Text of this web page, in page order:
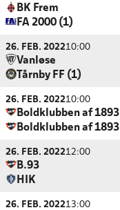
BK Frem
FA 2000 (1)
26. FEB. 202210:00
Vanløse
Tårnby FF (1)
26. FEB. 202210:00
Boldklubben af 1893
Boldklubben af 1893
26. FEB. 202212:00
B.93
HIK
26. FEB. 202213:00